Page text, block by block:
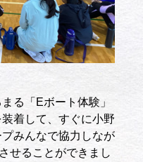
る「Eボート体験」
着して、すぐに小野
みんなで協力しなが
せることができまし